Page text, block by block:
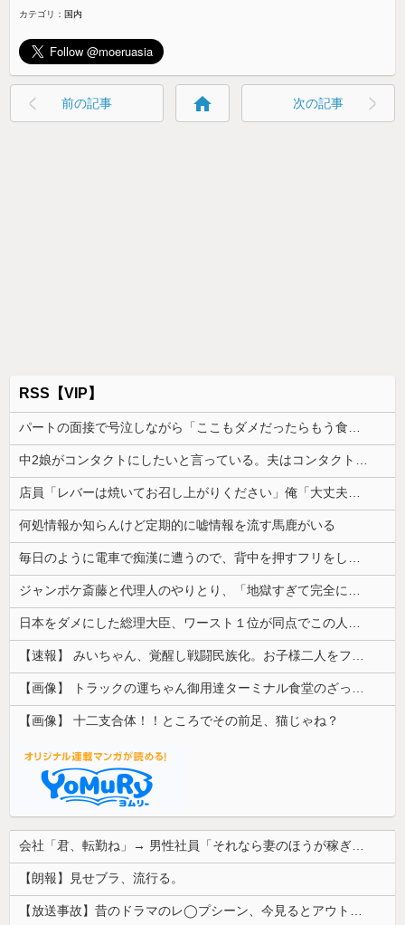
カテゴリ： 国内
前の記事 home 次の記事
RSS【VIP】
何処情報か知らんけど定期的に嘘情報を流す馬鹿がいる
【画像】 十二支合体！！ところでその前足、猫じゃね？
【朗報】見せブラ、流行る。